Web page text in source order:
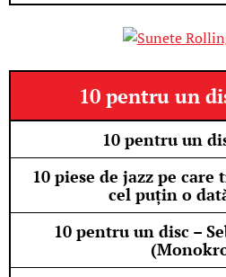
10 pentru un
10 pentru un
10 piese de jazz pe care
cel puțin o
10 pentru un disc –